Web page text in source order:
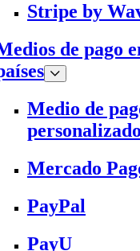
Stripe by
de pago
Medio de
personalizado
Mercado
PayPal
PayU